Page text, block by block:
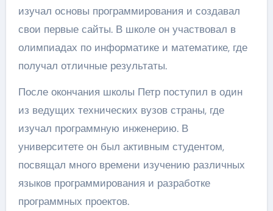
изучал основы программирования и создавал
свои первые сайты. В школе он участвовал в
олимпиадах по информатике и математике, где
получал отличные результаты.
После окончания школы Петр поступил в один
из ведущих технических вузов страны, где
изучал программную инженерию. В
университете он был активным студентом,
посвящал много времени изучению различных
языков программирования и разработке
программных проектов.